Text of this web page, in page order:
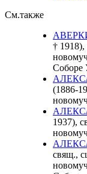
См.также
†
Соборе
(1886-
1937),
свящ.,